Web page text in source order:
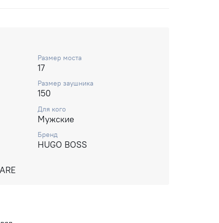
Размер моста
17
Размер заушника
150
Для кого
Мужские
Бренд
HUGO BOSS